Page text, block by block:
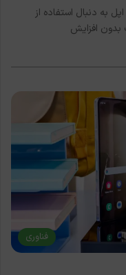
به دنبال استفاده از
بدون افزایش
فناوری